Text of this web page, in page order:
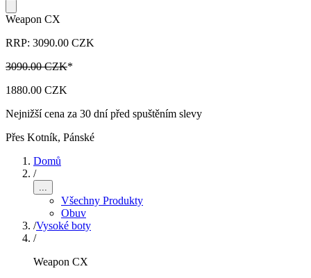
Weapon CX
RRP: 3090.00 CZK
3090.00 CZK*
1880.00 CZK
Nejnižší cena za 30 dní před spuštěním slevy
Přes Kotník, Pánské
Domů
/
...
Všechny Produkty
Obuv
/Vysoké boty
/
Weapon CX